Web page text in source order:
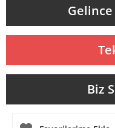
Gelince
Biz